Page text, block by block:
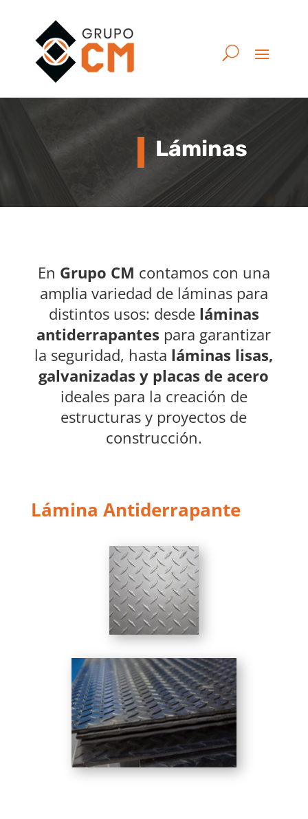
Láminas
En Grupo CM contamos con una
amplia variedad de láminas para
distintos usos: desde láminas
antiderrapantes para garantizar
la seguridad, hasta láminas lisas,
galvanizadas y placas de acero
ideales para la creación de
estructuras y proyectos de
construcción.
Lámina Antiderrapante